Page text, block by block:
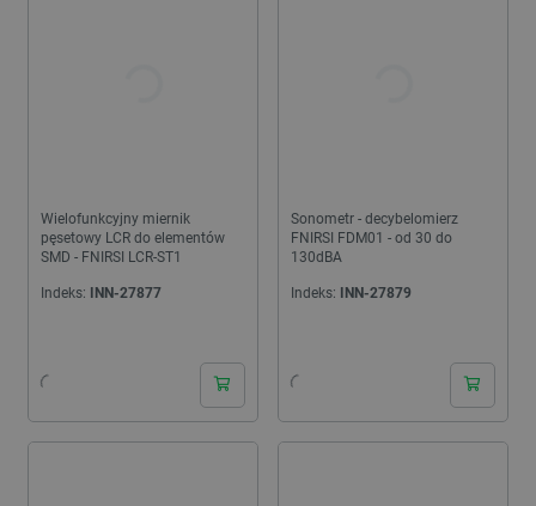
Wielofunkcyjny miernik
pęsetowy LCR do elementów
SMD - FNIRSI LCR-ST1
Indeks: INN-27877
Sonometr - decybelomierz
FNIRSI FDM01 - od 30 do
130dBA
Indeks: INN-27879